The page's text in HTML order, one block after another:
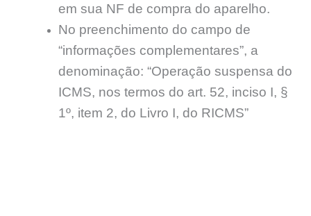
em sua NF de compra do aparelho.
No preenchimento do campo de
“informações complementares”, a
denominação: “Operação suspensa do
ICMS, nos termos do art. 52, inciso I, §
1º, item 2, do Livro I, do RICMS”